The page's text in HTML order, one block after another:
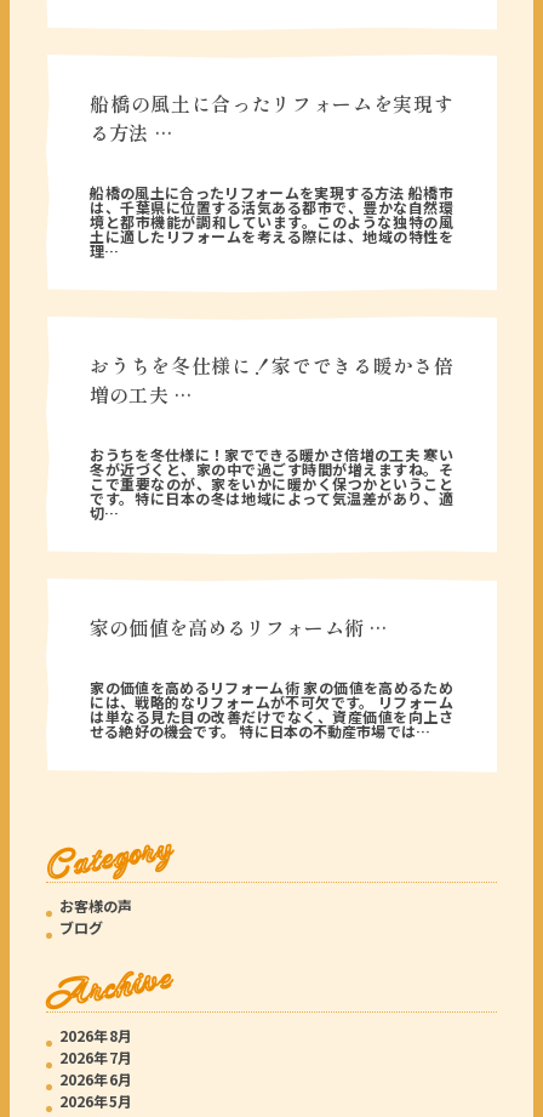
船橋の風土に合ったリフォームを実現す
る方法 …
船橋の風土に合ったリフォームを実現する方法 船橋市
は、千葉県に位置する活気ある都市で、豊かな自然環
境と都市機能が調和しています。このような独特の風
土に適したリフォームを考える際には、地域の特性を
理…
おうちを冬仕様に！家でできる暖かさ倍
増の工夫 …
おうちを冬仕様に！家でできる暖かさ倍増の工夫 寒い
冬が近づくと、家の中で過ごす時間が増えますね。そ
こで重要なのが、家をいかに暖かく保つかということ
です。特に日本の冬は地域によって気温差があり、適
切…
家の価値を高めるリフォーム術 …
家の価値を高めるリフォーム術 家の価値を高めるため
には、戦略的なリフォームが不可欠です。 リフォーム
は単なる見た目の改善だけでなく、資産価値を向上さ
せる絶好の機会です。 特に日本の不動産市場では…
Category
お客様の声
ブログ
Archive
2026年8月
2026年7月
2026年6月
2026年5月